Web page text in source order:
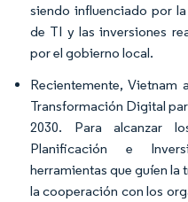
siendo influenciado por
de TI y las inversiones
por el gobierno local.
Recientemente, Vietnam
Transformación Digital
2030. Para alcanzar
Planificación e
herramientas que guíen
la cooperación con los